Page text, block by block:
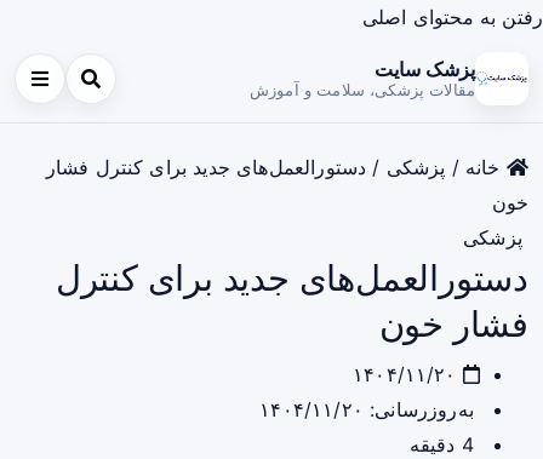
رفتن به محتوای اصلی
پزشک سایت
مقالات پزشکی، سلامت و آموزش
خانه / پزشکی / دستورالعمل‌های جدید برای کنترل فشار
خون
پزشکی
دستورالعمل‌های جدید برای کنترل
فشار خون
به‌روزرسانی: ۱۴۰۴/۱۱/۲۰
4 دقیقه